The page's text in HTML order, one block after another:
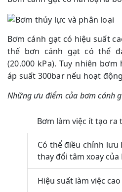
Bơm cánh gạt có hiệu suất
thế bơn cánh gạt có thể
(20.000 kPa). Tuy nhiên
áp suất 300bar nếu hoạt
Những ưu điểm của bơm cánh
Bơm làm việc ít tạo ra
Có thể điều chỉnh
thay đổi tâm xoay
Hiệu suất làm việc cao